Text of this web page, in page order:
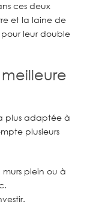
ces deux
et la laine de
leur double
plus adaptée à
plusieurs
plein ou à